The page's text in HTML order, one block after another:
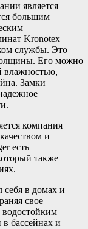
является
большим
Kronotex
службы. Это
Его можно
влажностью,
Замки
компания
и
есть
также
в домах и
свое
водостойким
бассейнах и